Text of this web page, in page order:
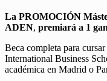
La PROMOCIÓN
ADEN, premiará a 1
Beca completa para cursar
International Business
académica en Madrid o